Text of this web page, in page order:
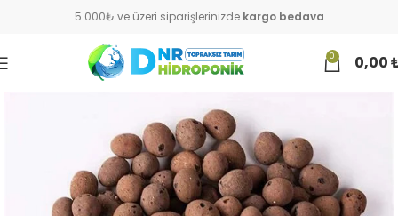
5.000₺ ve üzeri siparişlerinizde kargo bedava
0 0,00